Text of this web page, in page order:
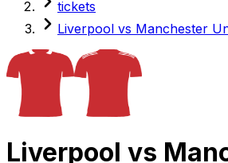
tickets
Liverpool vs Manchester
Liverpool vs